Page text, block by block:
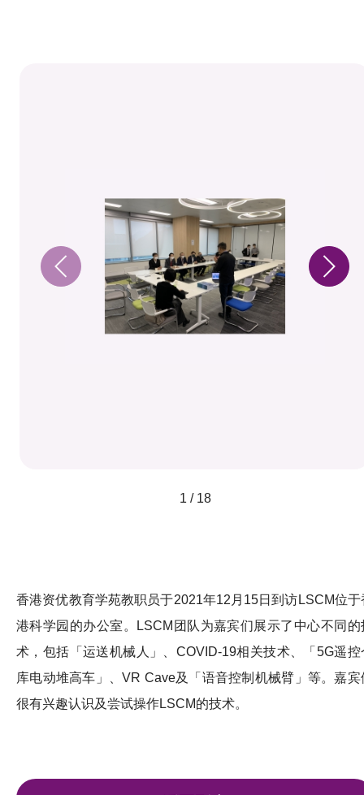
1 / 18
香港资优教育学苑教职员于2021年12月15日到访LSCM位于
港科学园的办公室。LSCM团队为嘉宾们展示了中心不同的
术，包括「运送机械人」、COVID-19相关技术、「5G遥控
库电动堆高车」、VR Cave及「语音控制机械臂」等。嘉宾
很有兴趣认识及尝试操作LSCM的技术。